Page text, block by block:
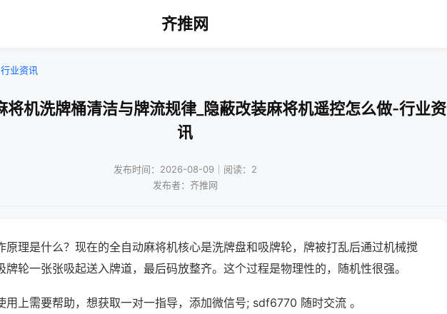
齐推网
行业资讯
将机洗牌桶清洁与牌流规律_隐蔽改装麻将机遥控怎么做-行业资
讯
发布时间：2026-08-09｜阅读：2
发布者：齐推网
原理是什么？现在的全自动麻将机核心是洗牌盘和吸牌轮，牌被打乱后通过机械搅
牌轮一张张吸起送入牌道，最后码放整齐。这个过程是物理性的，随机性很强。
用上需要帮助，想获取一对一指导，添加微信号; sdf6770 随时交流 。